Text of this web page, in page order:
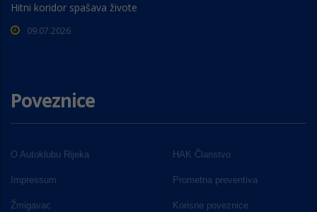
Hitni koridor spašava živote
09.07.2026
Poveznice
O Autoklubu Rijeka HAK Članstvo
Impressum Prometna preventiva
Žmigavac Korisne poveznice